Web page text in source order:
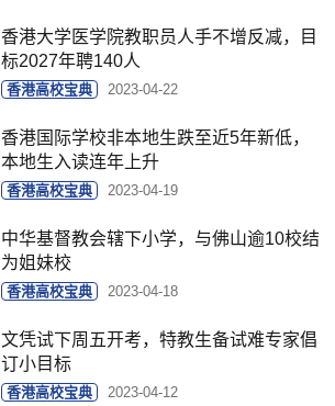
香港大学医学院教职员人手不增反减，目
标2027年聘140人
香港高校宝典 2023-04-22
香港国际学校非本地生跌至近5年新低，
本地生入读连年上升
香港高校宝典 2023-04-19
中华基督教会辖下小学，与佛山逾10校结
为姐妹校
香港高校宝典 2023-04-18
文凭试下周五开考，特教生备试难专家倡
订小目标
香港高校宝典 2023-04-12